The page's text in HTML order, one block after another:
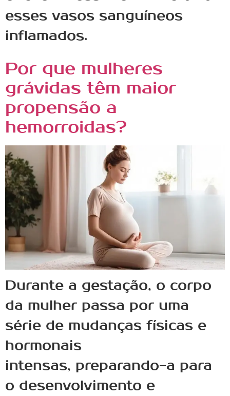
esses vasos sanguíneos
inflamados.
Por que mulheres
grávidas têm maior
propensão a
hemorroidas?
Durante a gestação, o corpo
da mulher passa por uma
série de mudanças físicas e
hormonais
intensas, preparando-a para
o desenvolvimento e